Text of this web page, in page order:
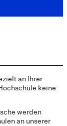
an Ihrer
keine
werden
an unserer